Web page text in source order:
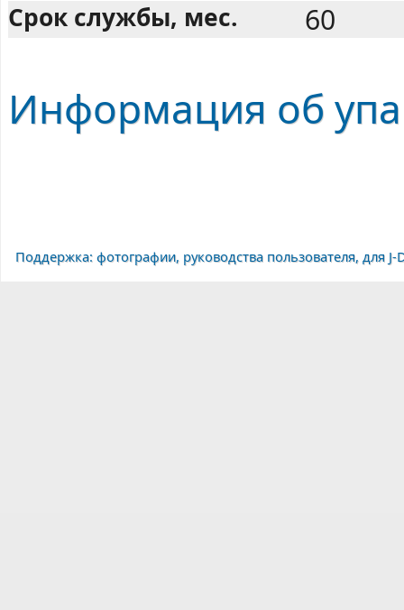
Срок службы, мес. 60
Информация об
Поддержка: фотографии, руководства пользователя, для J-